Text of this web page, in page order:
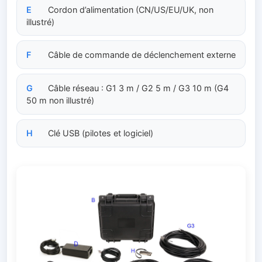
E
Cordon d’alimentation (CN/US/EU/UK, non
illustré)
F Câble de commande de déclenchement externe
G
Câble réseau : G1 3 m / G2 5 m / G3 10 m (G4
50 m non illustré)
H Clé USB (pilotes et logiciel)